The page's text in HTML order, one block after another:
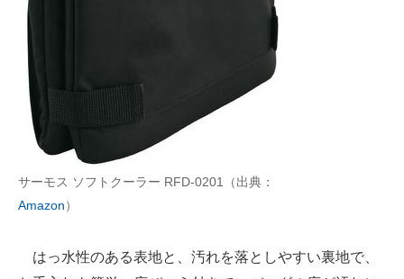
サーモス ソフトクーラー RFD-0201（出典：
Amazon）
はっ水性のある表地と、汚れを落としやすい裏地で、